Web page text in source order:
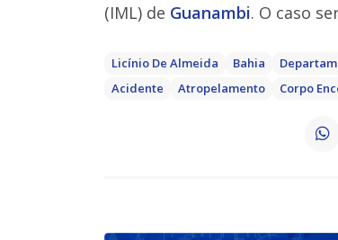
(IML) de Guanambi. O caso
Licínio De Almeida Bahia
Acidente
Atropelamento Corpo